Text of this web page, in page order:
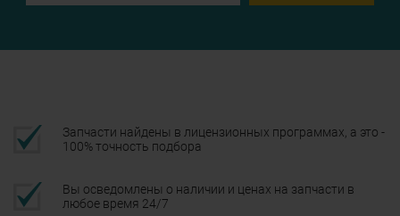
Запчасти найдены в лицензионных программах, а это -
100% точность подбора
Вы осведомлены о наличии и ценах на запчасти в
любое время 24/7